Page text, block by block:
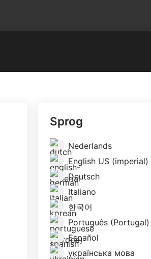
Sprog
Nederlands
English US (imperial)
Deutsch
Italiano
한국어
Português (Portugal)
Español
українська мова